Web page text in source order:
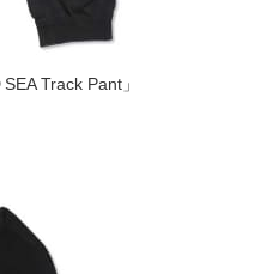
Track Pant」